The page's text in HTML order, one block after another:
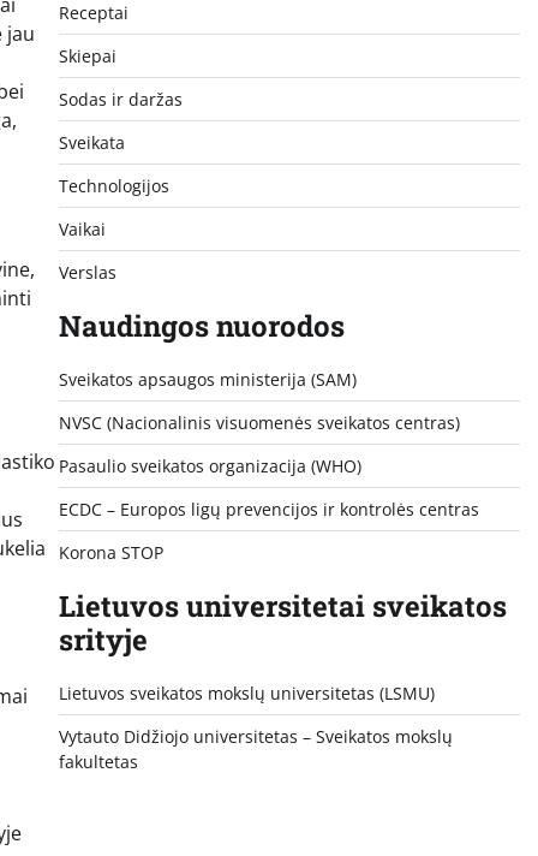
jau
Receptai
Skiepai
Sodas ir daržas
Sveikata
Technologijos
Vaikai
Verslas
Naudingos nuorodos
Sveikatos apsaugos ministerija (SAM)
NVSC (Nacionalinis visuomenės sveikatos centras)
Pasaulio sveikatos organizacija (WHO)
ECDC – Europos ligų prevencijos ir kontrolės centras
Korona STOP
Lietuvos universitetai sveikatos
srityje
Lietuvos sveikatos mokslų universitetas (LSMU)
Vytauto Didžiojo universitetas – Sveikatos mokslų
fakultetas